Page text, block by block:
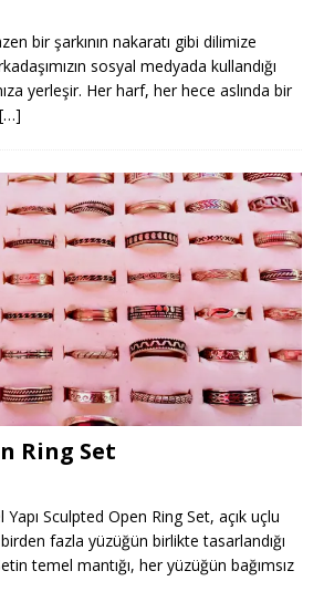
bir şarkının nakaratı gibi dilimize
sosyal medyada kullandığı
yerleşir. Her harf, her hece aslında bir
[…]
Ring Set
Yapı Sculpted Open Ring Set, açık uçlu
fazla yüzüğün birlikte tasarlandığı
temel mantığı, her yüzüğün bağımsız